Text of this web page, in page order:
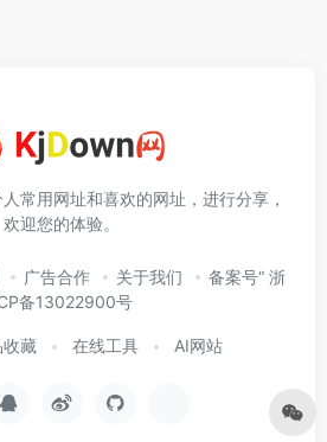
常用网址和喜欢的网址，进行分享，
欢迎您的体验。
广告合作 关于我们
备案号“ 浙
备13022900号
藏 在线工具 AI网站